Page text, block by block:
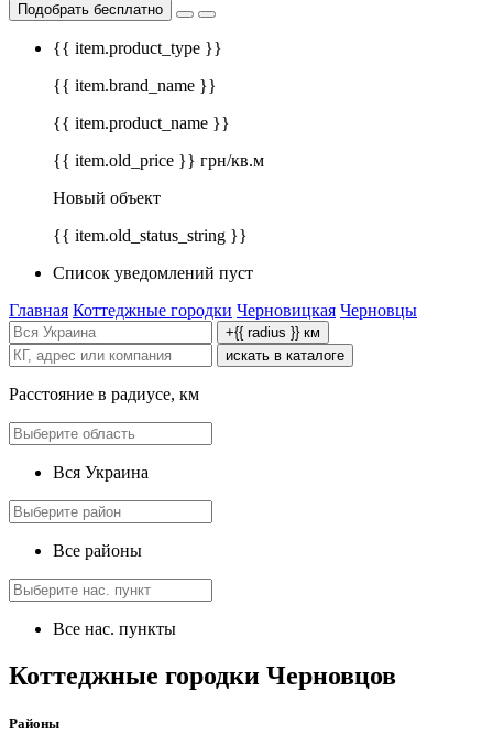
Подобрать бесплатно
{{ item.product_type }}
{{ item.brand_name }}
{{ item.product_name }}
{{ item.old_price }} грн/кв.м
Новый объект
{{ item.old_status_string }}
Список уведомлений пуст
Главная Коттеджные городки Черновицкая Черновцы
+{{ radius }} км
искать в каталоге
Расстояние в радиусе, км
Вся Украина
Все районы
Все нас. пункты
Коттеджные городки Черновцов
Районы